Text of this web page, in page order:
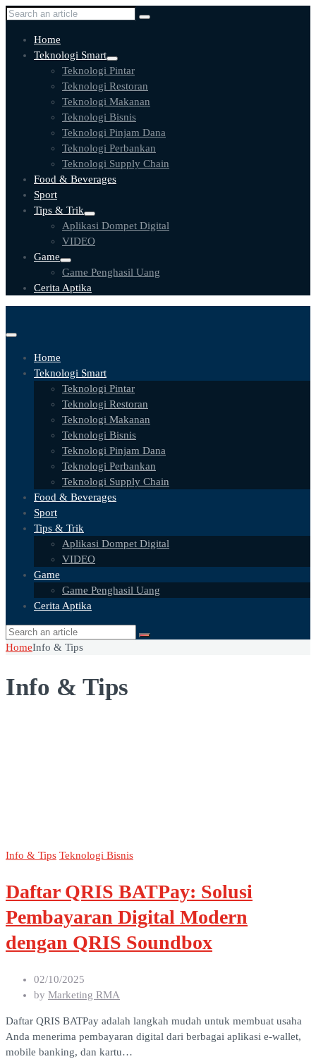
Home
Teknologi Smart
Teknologi Pintar
Teknologi Restoran
Teknologi Makanan
Teknologi Bisnis
Teknologi Pinjam Dana
Teknologi Perbankan
Teknologi Supply Chain
Food & Beverages
Sport
Tips & Trik
Aplikasi Dompet Digital
VIDEO
Game
Game Penghasil Uang
Cerita Aptika
Home
Teknologi Smart
Teknologi Pintar
Teknologi Restoran
Teknologi Makanan
Teknologi Bisnis
Teknologi Pinjam Dana
Teknologi Perbankan
Teknologi Supply Chain
Food & Beverages
Sport
Tips & Trik
Aplikasi Dompet Digital
VIDEO
Game
Game Penghasil Uang
Cerita Aptika
HomeInfo & Tips
Info & Tips
Info & Tips Teknologi Bisnis
Daftar QRIS BATPay: Solusi
Pembayaran Digital Modern
dengan QRIS Soundbox
02/10/2025
by Marketing RMA
Daftar QRIS BATPay adalah langkah mudah untuk membuat usaha
Anda menerima pembayaran digital dari berbagai aplikasi e-wallet,
mobile banking, dan kartu…